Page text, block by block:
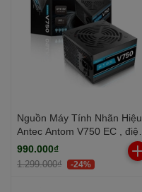
Nguồn Máy Tính Nhãn Hiệu
Antec Antom V750 EC , điện
áp 230V Công Suất 750W
990.000₫
1.299.000₫ -24%